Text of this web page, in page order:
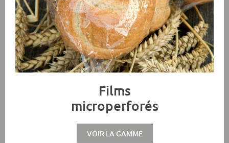
Films
microperforés
VOIR LA GAMME